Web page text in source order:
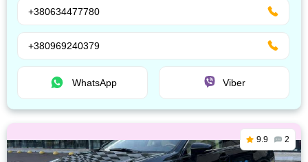
+380634477780
+380969240379
WhatsApp Viber
9.9 2